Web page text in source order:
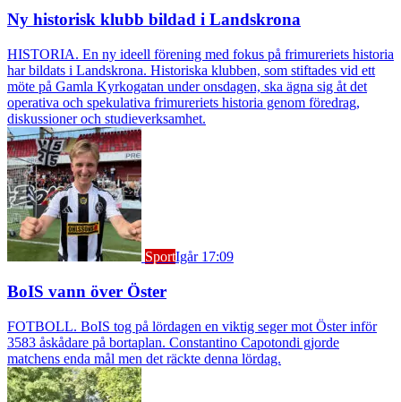
Ny historisk klubb bildad i Landskrona
HISTORIA. En ny ideell förening med fokus på frimureriets historia
har bildats i Landskrona. Historiska klubben, som stiftades vid ett
möte på Gamla Kyrkogatan under onsdagen, ska ägna sig åt det
operativa och spekulativa frimureriets historia genom föredrag,
diskussioner och studieverksamhet.
SportIgår 17:09
BoIS vann över Öster
FOTBOLL. BoIS tog på lördagen en viktig seger mot Öster inför
3583 åskådare på bortaplan. Constantino Capotondi gjorde
matchens enda mål men det räckte denna lördag.